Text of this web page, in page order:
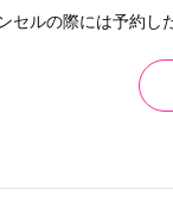
セルの際には予約し